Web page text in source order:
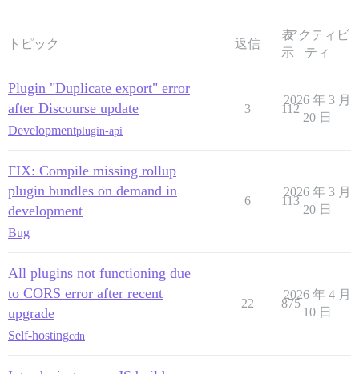
トピック 返信
表
示
アクティビ
ティ
Plugin "Duplicate export" error
after Discourse update
Developmentplugin-api
3 112
2026 年 3 月
20 日
FIX: Compile missing rollup
plugin bundles on demand in
development
Bug
6 113
2026 年 3 月
20 日
All plugins not functioning due
to CORS error after recent
upgrade
Self-hostingcdn
22 875
2026 年 4 月
10 日